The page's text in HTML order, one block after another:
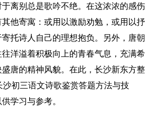
离别总是歌吟不绝。在这浓浓的感伤
他寄寓：或用以激励劝勉，或用以抒
托诗人自己的理想抱负。另外，唐朝
洋溢着积极向上的青春气息，充满希
唐的精神风貌。在此，长沙新东方整
沙初三语文诗歌鉴赏答题方法与技
学习与参考。